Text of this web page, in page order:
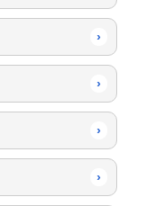
›
›
›
›